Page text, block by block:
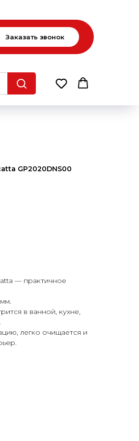
Заказать звонок
GP2020DNS00
— практичное
в ванной, кухне,
легко очищается и